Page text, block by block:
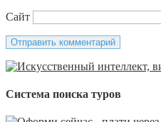
Сайт
Система поиска туров